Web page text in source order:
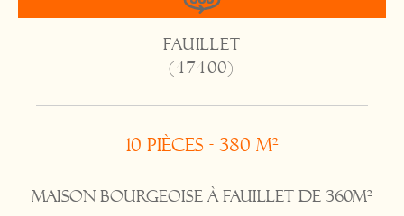
FAUILLET
(47400)
10 pièces - 380 m²
Maison bourgeoise à FAUILLET de 360m²